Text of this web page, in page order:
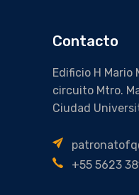
Contacto
Edificio H Mario
circuito Mtro.
Ciudad
+55 5623